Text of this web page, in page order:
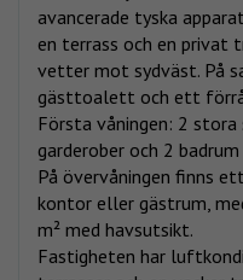
avancerade tyska
en terrass och en privat
vetter mot sydväst. På
gästtoalett och ett
Första våningen: 2 stora
garderober och 2
På övervåningen finns
kontor eller gästrum,
m² med havsutsikt.
Fastigheten har